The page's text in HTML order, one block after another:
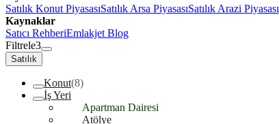
Satılık Konut PiyasasıSatılık Arsa PiyasasıSatılık Arazi Piyasası
Kaynaklar
Satıcı RehberiEmlakjet Blog
Filtrele3
Satılık
Konut(8)
İş Yeri
Apartman Dairesi
Atölye